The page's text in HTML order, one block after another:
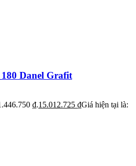
Danel Grafit
₫.15.012.725 ₫Giá hiện tại là: